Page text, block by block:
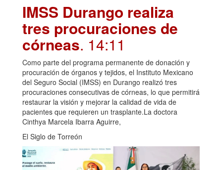
IMSS Durango realiza
tres procuraciones de
córneas. 14:11
Como parte del programa permanente de donación y
procuración de órganos y tejidos, el Instituto Mexicano
del Seguro Social (IMSS) en Durango realizó tres
procuraciones consecutivas de córneas, lo que permitirá
restaurar la visión y mejorar la calidad de vida de
pacientes que requieren un trasplante.La doctora
Cinthya Marcela Ibarra Aguirre,
El Siglo de Torreón